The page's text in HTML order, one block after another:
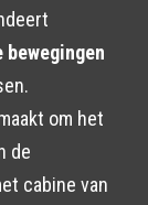
om het
de
cabine van